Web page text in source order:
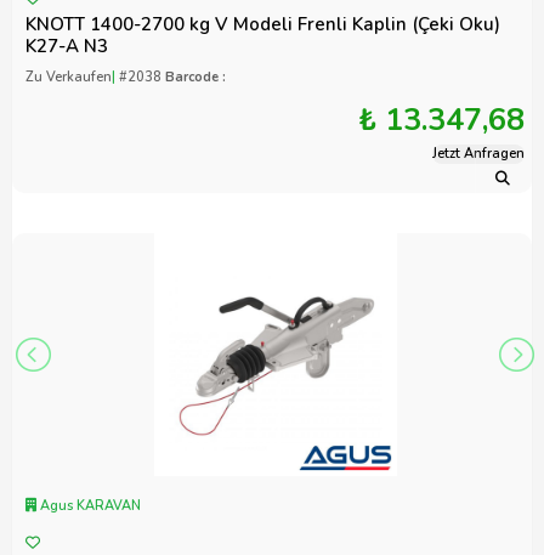
KNOTT 1400-2700 kg V Modeli Frenli Kaplin (Çeki Oku)
K27-A N3
Zu Verkaufen| #2038 Barcode :
₺ 13.347,68
Jetzt Anfragen
Agus KARAVAN